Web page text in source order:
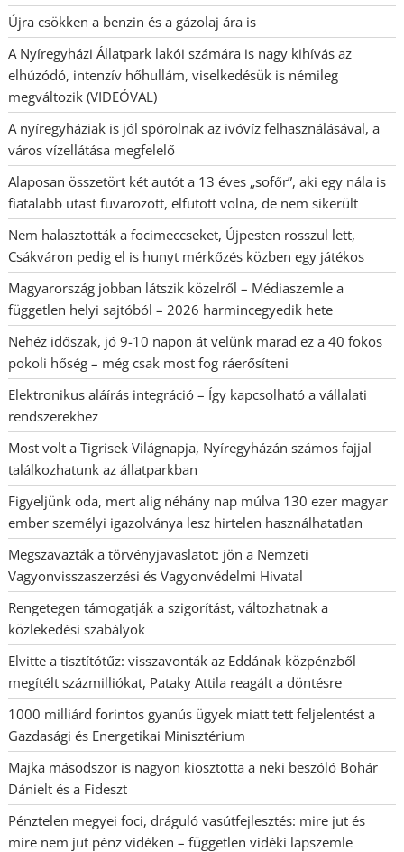
Újra csökken a benzin és a gázolaj ára is
A Nyíregyházi Állatpark lakói számára is nagy kihívás az
elhúzódó, intenzív hőhullám, viselkedésük is némileg
megváltozik (VIDEÓVAL)
A nyíregyháziak is jól spórolnak az ivóvíz felhasználásával, a
város vízellátása megfelelő
Alaposan összetört két autót a 13 éves „sofőr”, aki egy nála is
fiatalabb utast fuvarozott, elfutott volna, de nem sikerült
Nem halasztották a focimeccseket, Újpesten rosszul lett,
Csákváron pedig el is hunyt mérkőzés közben egy játékos
Magyarország jobban látszik közelről – Médiaszemle a
független helyi sajtóból – 2026 harmincegyedik hete
Nehéz időszak, jó 9-10 napon át velünk marad ez a 40 fokos
pokoli hőség – még csak most fog ráerősíteni
Elektronikus aláírás integráció – Így kapcsolható a vállalati
rendszerekhez
Most volt a Tigrisek Világnapja, Nyíregyházán számos fajjal
találkozhatunk az állatparkban
Figyeljünk oda, mert alig néhány nap múlva 130 ezer magyar
ember személyi igazolványa lesz hirtelen használhatatlan
Megszavazták a törvényjavaslatot: jön a Nemzeti
Vagyonvisszaszerzési és Vagyonvédelmi Hivatal
Rengetegen támogatják a szigorítást, változhatnak a
közlekedési szabályok
Elvitte a tisztítótűz: visszavonták az Eddának közpénzből
megítélt százmilliókat, Pataky Attila reagált a döntésre
1000 milliárd forintos gyanús ügyek miatt tett feljelentést a
Gazdasági és Energetikai Minisztérium
Majka másodszor is nagyon kiosztotta a neki beszóló Bohár
Dánielt és a Fideszt
Pénztelen megyei foci, dráguló vasútfejlesztés: mire jut és
mire nem jut pénz vidéken – független vidéki lapszemle